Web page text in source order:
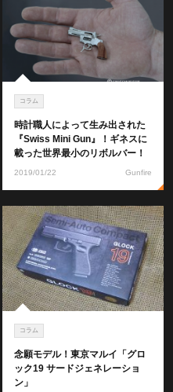
コラム
時計職人によって生み出された
『Swiss Mini Gun』！ギネスに
載った世界最小のリボルバー！
2019/01/22 Gunfire
コラム
念願モデル！東京マルイ「グロ
ック19 サードジェネレーショ
ン」